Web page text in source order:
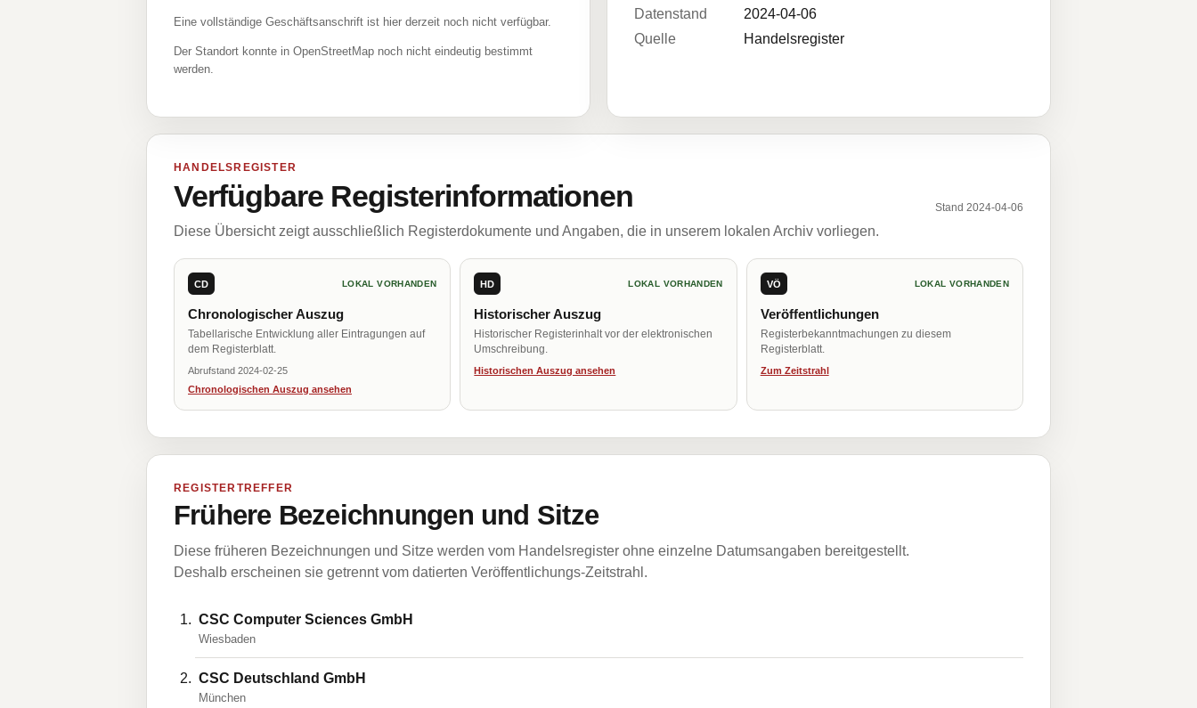
Eine vollständige Geschäftsanschrift ist hier derzeit noch nicht verfügbar.
Der Standort konnte in OpenStreetMap noch nicht eindeutig bestimmt
werden.
Datenstand
2024-04-06
Quelle
Handelsregister
HANDELSREGISTER
Verfügbare Registerinformationen Stand 2024-04-06
Diese Übersicht zeigt ausschließlich Registerdokumente und Angaben, die in unserem lokalen Archiv vorliegen.
CD LOKAL VORHANDEN
Chronologischer Auszug
Tabellarische Entwicklung aller Eintragungen auf
dem Registerblatt.
Abrufstand 2024-02-25
Chronologischen Auszug ansehen
HD LOKAL VORHANDEN
Historischer Auszug
Historischer Registerinhalt vor der elektronischen
Umschreibung.
Historischen Auszug ansehen
VÖ LOKAL VORHANDEN
Veröffentlichungen
Registerbekanntmachungen zu diesem
Registerblatt.
Zum Zeitstrahl
REGISTERTREFFER
Frühere Bezeichnungen und Sitze
Diese früheren Bezeichnungen und Sitze werden vom Handelsregister ohne einzelne Datumsangaben bereitgestellt.
Deshalb erscheinen sie getrennt vom datierten Veröffentlichungs-Zeitstrahl.
CSC Computer Sciences GmbH
Wiesbaden
CSC Deutschland GmbH
München